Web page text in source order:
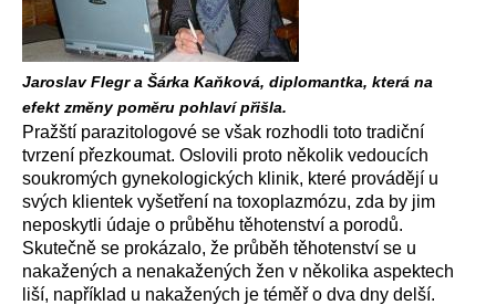
Jaroslav Flegr a Šárka Kaňková, diplomantka, která na
efekt změny poměru pohlaví přišla.
Pražští parazitologové se však rozhodli toto tradiční
tvrzení přezkoumat. Oslovili proto několik vedoucích
soukromých gynekologických klinik, které provádějí u
svých klientek vyšetření na toxoplazmózu, zda by jim
neposkytli údaje o průběhu těhotenství a porodů.
Skutečně se prokázalo, že průběh těhotenství se u
nakažených a nenakažených žen v několika aspektech
liší, například u nakažených je téměř o dva dny delší.